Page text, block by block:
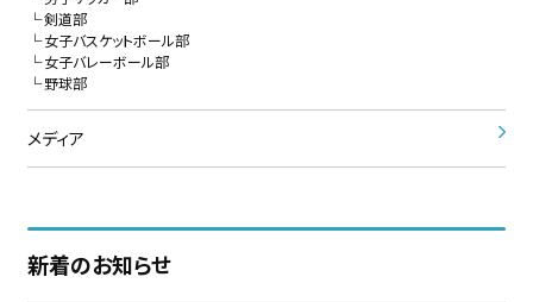
剣道部
女子バスケットボール部
女子バレーボール部
野球部
メディア
新着のお知らせ